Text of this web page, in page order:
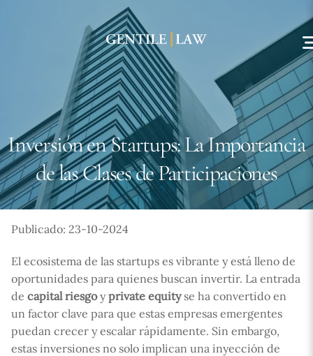
Inversión en Startups: La Importancia
de las Clases de Participaciones
Publicado: 23-10-2024
El ecosistema de las startups es vibrante y está lleno de
oportunidades para quienes buscan invertir. La entrada
de capital riesgoyprivate equityse ha convertido en
un factor clave para que estas empresas emergentes
puedan crecer y escalar rápidamente. Sin embargo,
estas inversiones no solo implican una inyección de